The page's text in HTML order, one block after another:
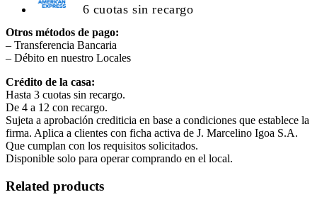
6 cuotas sin recargo
Otros métodos de pago:
– Transferencia Bancaria
– Débito en nuestro Locales
Crédito de la casa:
Hasta 3 cuotas sin recargo.
De 4 a 12 con recargo.
Sujeta a aprobación crediticia en base a condiciones que establece la
firma. Aplica a clientes con ficha activa de J. Marcelino Igoa S.A.
Que cumplan con los requisitos solicitados.
Disponible solo para operar comprando en el local.
Related products